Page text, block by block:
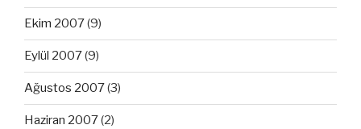
Ekim 2007(9)
Eylül 2007(9)
Ağustos 2007(3)
Haziran 2007(2)